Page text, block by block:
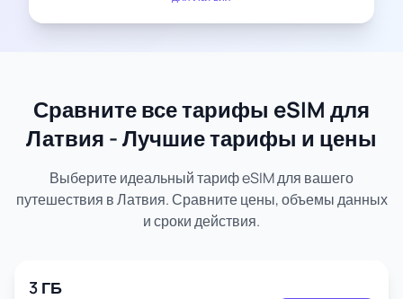
Сравните все тарифы eSIM для
Латвия - Лучшие тарифы и цены
Выберите идеальный тариф eSIM для вашего
путешествия в Латвия. Сравните цены, объемы данных
и сроки действия.
3 ГБ